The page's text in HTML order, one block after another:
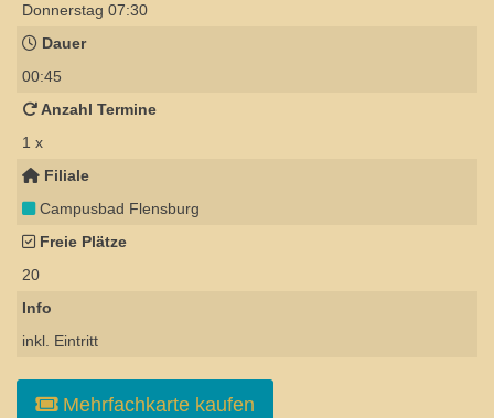
Donnerstag 07:30
Dauer
00:45
Anzahl Termine
1 x
Filiale
Campusbad Flensburg
Freie Plätze
20
Info
inkl. Eintritt
Mehrfachkarte kaufen